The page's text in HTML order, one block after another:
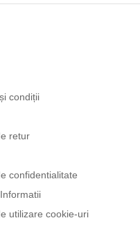
condiții
retur
confidentialitate
utilizare cookie-uri